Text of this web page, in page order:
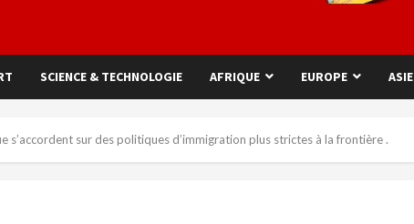
SCIENCE & TECHNOLOGIE AFRIQUE EUROPE ASIE
s’accordent sur des politiques d’immigration plus strictes à la frontière .